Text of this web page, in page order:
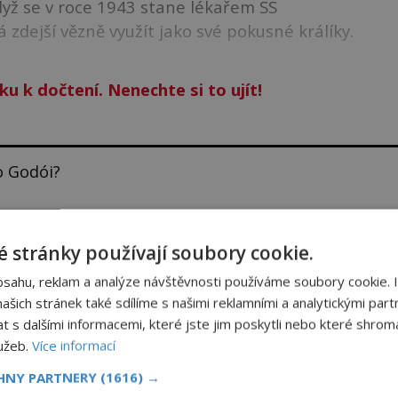
se v roce 1943 stane lékařem SS
vězně využít jako své pokusné králíky.
k dočtení. Nenechte si to ujít!
Godói?
PREMIUM?
naším Premiumčtenářem a
stránky používají soubory cookie.
reklam a analýze návštěvnosti používáme soubory cookie.
stránek také sdílíme s našimi reklamními a analytickými
s dalšími informacemi, které jste jim poskytli nebo které
Více informací
PARTNERY (1616) →